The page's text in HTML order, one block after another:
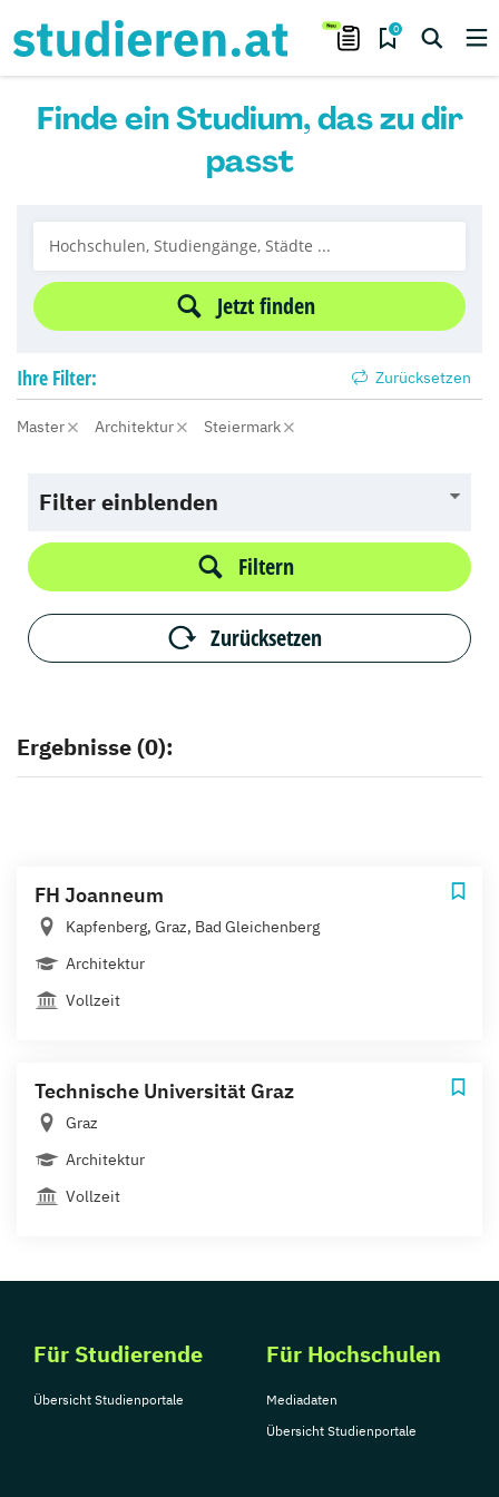
0
Finde ein Studium, das zu dir
passt
Jetzt finden
Ihre Filter: Zurücksetzen
Master Architektur Steiermark
Filter einblenden
Filtern
Zurücksetzen
Ergebnisse (0):
FH Joanneum
Kapfenberg, Graz, Bad Gleichenberg
Architektur
Vollzeit
Technische Universität Graz
Graz
Architektur
Vollzeit
Für Studierende
Übersicht Studienportale
Für Hochschulen
Mediadaten
Übersicht Studienportale